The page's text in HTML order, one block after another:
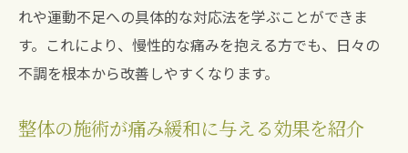
れや運動不足への具体的な対応法を学ぶことができま
す。これにより、慢性的な痛みを抱える方でも、日々の
不調を根本から改善しやすくなります。
整体の施術が痛み緩和に与える効果を紹介